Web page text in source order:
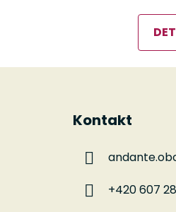
Kontakt
+420 607